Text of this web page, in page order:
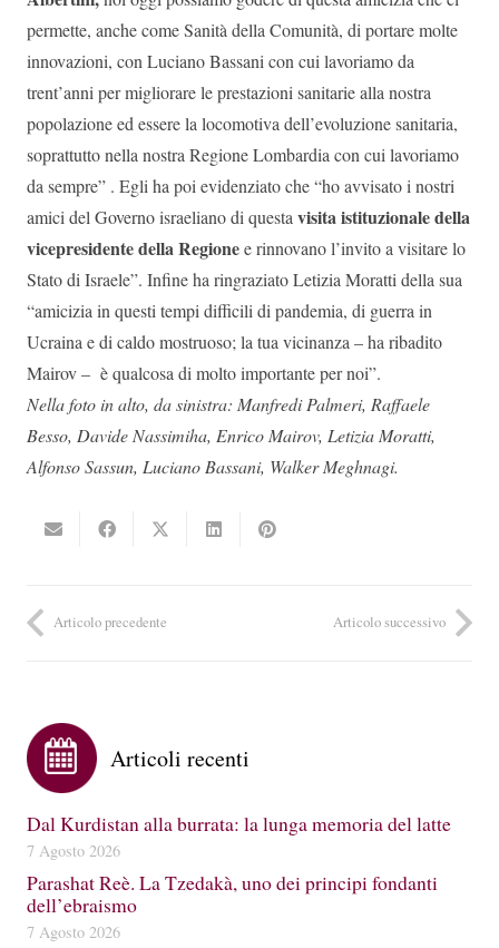
permette, anche come Sanità della Comunità, di portare molte
innovazioni, con Luciano Bassani con cui lavoriamo da
trent’anni per migliorare le prestazioni sanitarie alla nostra
popolazione ed essere la locomotiva dell’evoluzione sanitaria,
soprattutto nella nostra Regione Lombardia con cui lavoriamo
da sempre” . Egli ha poi evidenziato che “ho avvisato i nostri
amici del Governo israeliano di questavisita istituzionale della
vicepresidente della Regionee rinnovano l’invito a visitare lo
Stato di Israele”. Infine ha ringraziato Letizia Moratti della sua
“amicizia in questi tempi difficili di pandemia, di guerra in
Ucraina e di caldo mostruoso; la tua vicinanza – ha ribadito
Mairov – è qualcosa di molto importante per noi”.
Nella foto in alto, da sinistra: Manfredi Palmeri, Raffaele
Besso, Davide Nassimiha, Enrico Mairov, Letizia Moratti,
Alfonso Sassun, Luciano Bassani, Walker Meghnagi.
Articolo precedente Articolo successivo
Articoli recenti
Dal Kurdistan alla burrata: la lunga memoria del latte
7 Agosto 2026
Parashat Reè. La Tzedakà, uno dei principi fondanti
dell’ebraismo
7 Agosto 2026